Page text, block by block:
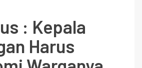
: Kepala
Harus